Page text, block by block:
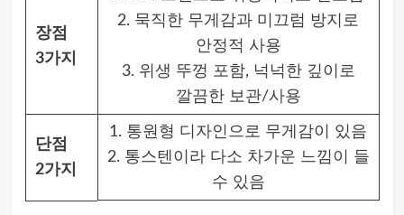
장점
3가지
2. 묵직한 무게감과 미끄럼 방지로
안정적 사용
3. 위생 뚜껑 포함, 넉넉한 깊이로
깔끔한 보관/사용
단점
2가지
1. 통원형 디자인으로 무게감이 있음
2. 통스텐이라 다소 차가운 느낌이 들
수 있음